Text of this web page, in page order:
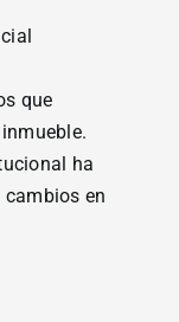
que
ha
en